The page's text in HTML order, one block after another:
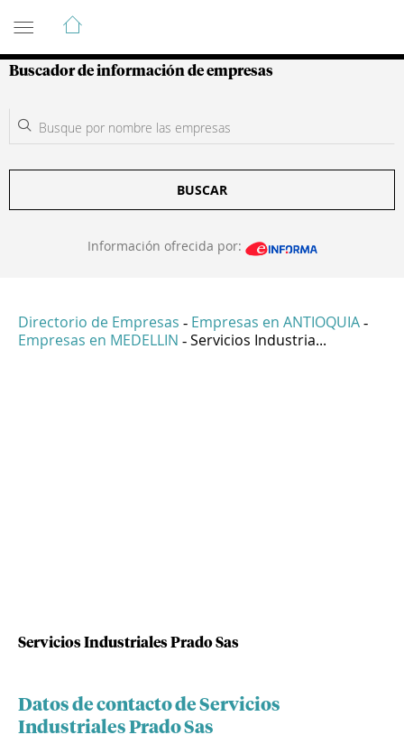
Guía de Empresas Colombianas
Buscador de información de empresas
BUSCAR
Información ofrecida por:
Directorio de Empresas - Empresas en ANTIOQUIA -
Empresas en MEDELLIN - Servicios Industria...
Servicios Industriales Prado Sas
Datos de contacto de Servicios
Industriales Prado Sas